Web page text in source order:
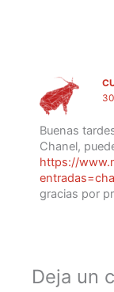
Buenas
Chanel,
https://
gracias por
Deja un